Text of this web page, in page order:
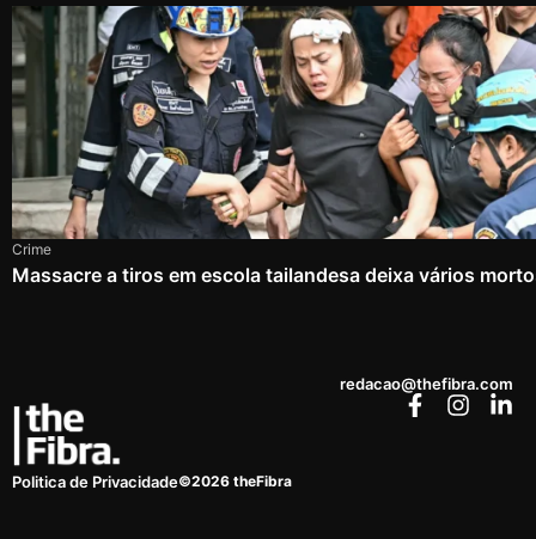
Crime
Massacre a tiros em escola tailandesa deixa vários
redacao@thefibra.com
Politica de Privacidade©2026 theFibra